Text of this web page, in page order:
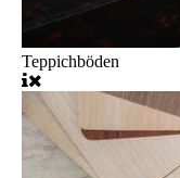
Teppichböden